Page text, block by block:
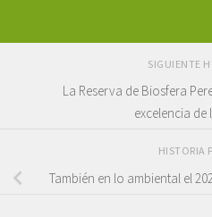
SIGUIENTE
La Reserva de Biosfera
excelencia de
HISTORIA
También en lo ambiental el